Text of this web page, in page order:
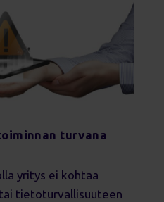
turvana
yritys ei kohtaa
tietoturvallisuuteen